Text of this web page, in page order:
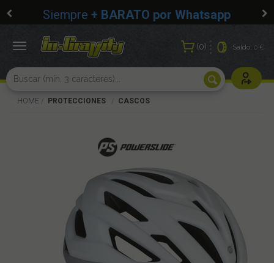
Siempre + BARATO por Whatsapp
0 Saldo:0 €
Usuarios
Toggle
HOME PROTECCIONES CASCOS